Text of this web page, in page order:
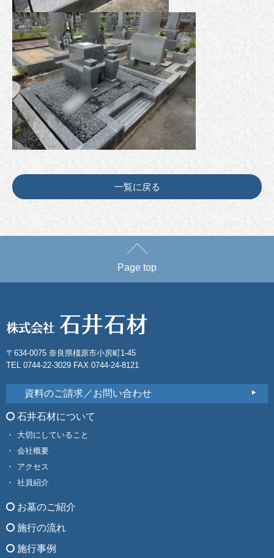
一覧に戻る
Page top
〒634-0075 奈良県橿原市小房町1-45
TEL 0744-22-3029 FAX 0744-24-8121
資料のご請求／お問い合わせ
石井石材について
大切にしていること
会社概要
アクセス
社員紹介
お墓のご紹介
施行の流れ
施行事例